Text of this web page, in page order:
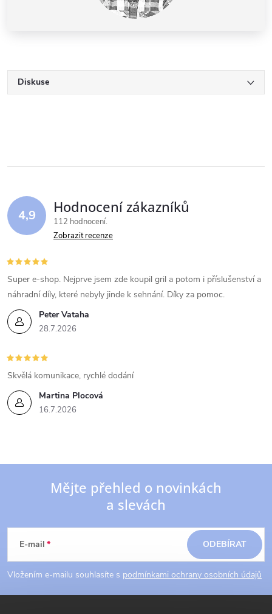
Diskuse
4,9 Hodnocení zákazníků
112 hodnocení
Zobrazit recenze
Peter Vataha
28.7.2026
Super e-shop. Nejprve jsem zde koupil gril a potom i příslušenství a
náhradní díly, které nebyly jinde k sehnání. Díky za pomoc.
Martina Plocová
16.7.2026
Skvělá komunikace, rychlé dodání
p
a
Mějte přehled o novinkách
a slevách
E-mail
Vložením e-mailu souhlasíte s podmínkami ochrany osobních údajů
ODEBÍRAT